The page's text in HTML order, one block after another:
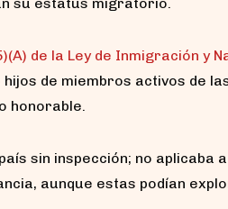
de la Ley de Inmigración y
de miembros activos de
honorable.
sin inspección; no aplicaba
aunque estas podían